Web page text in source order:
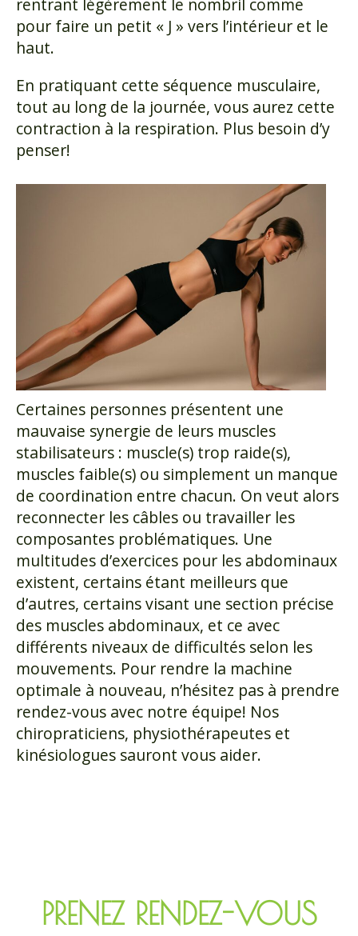
rentrant légèrement le nombril comme
pour faire un petit « J » vers l’intérieur et le
haut.
En pratiquant cette séquence musculaire,
tout au long de la journée, vous aurez cette
contraction à la respiration. Plus besoin d’y
penser!
Certaines personnes présentent une
mauvaise synergie de leurs muscles
stabilisateurs : muscle(s) trop raide(s),
muscles faible(s) ou simplement un manque
de coordination entre chacun. On veut alors
reconnecter les câbles ou travailler les
composantes problématiques. Une
multitudes d’exercices pour les abdominaux
existent, certains étant meilleurs que
d’autres, certains visant une section précise
des muscles abdominaux, et ce avec
différents niveaux de difficultés selon les
mouvements. Pour rendre la machine
optimale à nouveau, n’hésitez pas à prendre
rendez-vous avec notre équipe! Nos
chiropraticiens, physiothérapeutes et
kinésiologues sauront vous aider.
PRENEZ RENDEZ-VOUS